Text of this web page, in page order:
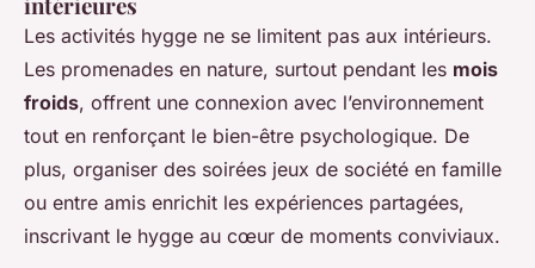
Les activités hygge ne se limitent pas aux intérieurs.
Les promenades en nature, surtout pendant les mois
froids, offrent une connexion avec l’environnement
tout en renforçant le bien-être psychologique. De
plus, organiser des soirées jeux de société en famille
ou entre amis enrichit les expériences partagées,
inscrivant le hygge au cœur de moments conviviaux.